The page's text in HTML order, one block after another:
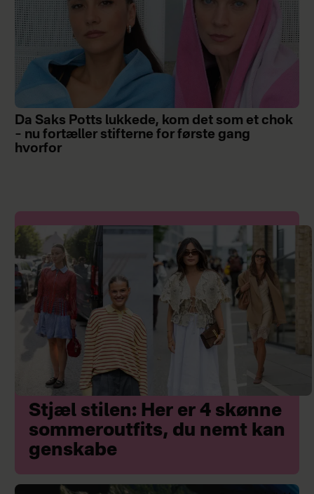
Da Saks Potts lukkede, kom det som et chok
– nu fortæller stifterne for første gang
hvorfor
Stjæl stilen: Her er 4 skønne
sommeroutfits, du nemt kan
genskabe